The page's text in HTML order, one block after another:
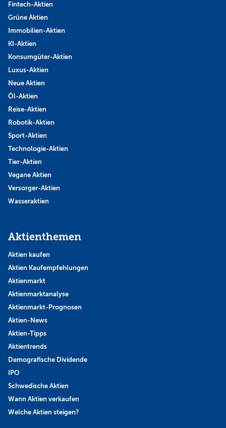
Fintech-Aktien
Grüne Aktien
Immobilien-Aktien
KI-Aktien
Konsumgüter-Aktien
Luxus-Aktien
Neue Aktien
Öl-Aktien
Reise-Aktien
Robotik-Aktien
Sport-Aktien
Technologie-Aktien
Tier-Aktien
Vegane Aktien
Versorger-Aktien
Wasseraktien
Aktienthemen
Aktien kaufen
Aktien Kaufempfehlungen
Aktienmarkt
Aktienmarktanalyse
Aktienmarkt-Prognosen
Aktien-News
Aktien-Tipps
Aktientrends
Demografische Dividende
IPO
Schwedische Aktien
Wann Aktien verkaufen
Welche Aktien steigen?